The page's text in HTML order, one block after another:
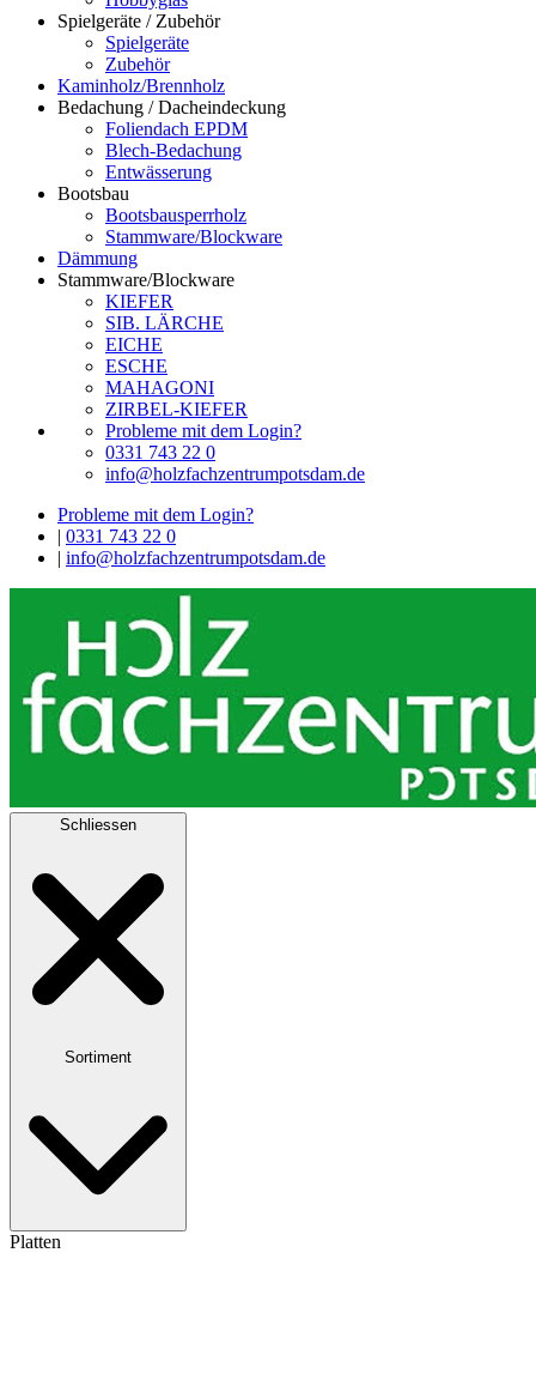
Spielgeräte / Zubehör
Spielgeräte
Zubehör
Kaminholz/Brennholz
Bedachung / Dacheindeckung
Foliendach EPDM
Blech-Bedachung
Entwässerung
Bootsbau
Bootsbausperrholz
Stammware/Blockware
Dämmung
Stammware/Blockware
KIEFER
SIB. LÄRCHE
EICHE
ESCHE
MAHAGONI
ZIRBEL-KIEFER
Probleme mit dem Login?
0331 743 22 0
info@holzfachzentrumpotsdam.de
Probleme mit dem Login?
| 0331 743 22 0
| info@holzfachzentrumpotsdam.de
Schliessen
Sortiment
Platten